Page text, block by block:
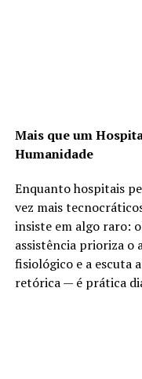
Mais que um
Humanidade
Enquanto hospitais
vez mais
insiste em algo raro:
assistência prioriza o
fisiológico e a escuta
retórica — é prática